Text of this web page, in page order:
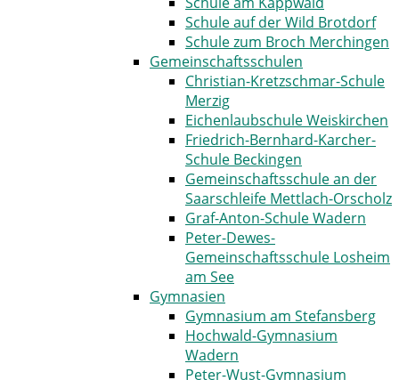
Schule auf der Wild Brotdorf
Schule zum Broch Merchingen
Gemeinschaftsschulen
Christian-Kretzschmar-Schule
Merzig
Eichenlaubschule ­Weiskirchen
Friedrich-Bernhard-Karcher-
Schule Beckingen
Gemeinschaftsschule an der
Saarschleife Mettlach-Orscholz
Graf-Anton-Schule Wadern
Peter-Dewes-
Gemeinschaftsschule Losheim
am See
Gymnasien
Gymnasium am Stefansberg
Hochwald-Gymnasium
Wadern
Peter-Wust-Gymnasium